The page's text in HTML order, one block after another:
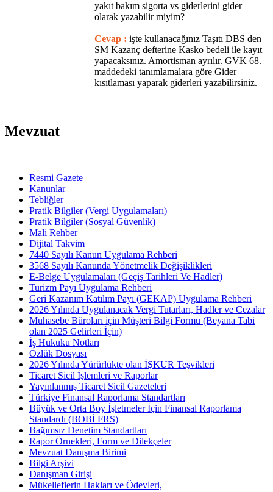
yakıt bakım sigorta vs giderlerini gider
olarak yazabilir miyim?
Cevap : işte kullanacağınız Taşıtı DBS den
SM Kazanç defterine Kasko bedeli ile kayıt
yapacaksınız. Amortisman ayrılır. GVK 68.
maddedeki tanımlamalara göre Gider
kısıtlaması yaparak giderleri yazabilirsiniz.
Mevzuat
Resmi Gazete
Kanunlar
Tebliğler
Pratik Bilgiler (Vergi Uygulamaları)
Pratik Bilgiler (Sosyal Güvenlik)
Mali Rehber
Dijital Takvim
7440 Sayılı Kanun Uygulama Rehberi
3568 Sayılı Kanunda Yönetmelik Değişiklikleri
E-Belge Uygulamaları (Geçiş Tarihleri Ve Hadler)
Turizm Payı Uygulama Rehberi
Geri Kazanım Katılım Payı (GEKAP) Uygulama Rehberi
2026 Yılında Uygulanacak Vergi Tutarları, Hadler ve Cezalar
Muhasebe Büroları için Müşteri Bilgi Formu (Beyana Tabi
olan 2025 Gelirleri İçin)
İş Hukuku Notları
Özlük Dosyası
2026 Yılında Yürürlükte olan İŞKUR Teşvikleri
Ticaret Sicil İşlemleri ve Raporlar
Yayınlanmış Ticaret Sicil Gazeteleri
Türkiye Finansal Raporlama Standartları
Büyük ve Orta Boy İşletmeler İçin Finansal Raporlama
Standardı (BOBİ FRS)
Bağımsız Denetim Standartları
Rapor Örnekleri, Form ve Dilekçeler
Mevzuat Danışma Birimi
Bilgi Arşivi
Danışman Girişi
Mükelleflerin Hakları ve Ödevleri,